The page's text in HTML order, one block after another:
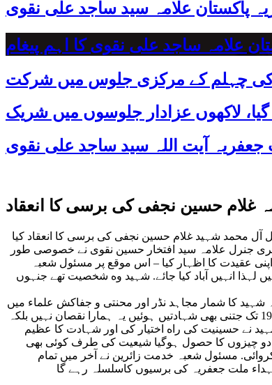
پاکستان علامہ سید ساجد علی نقوی
کی چہلم کے مرکزی جلوس میں شرکت
غلام حسین نجفی کی برسی کا انعقاد
آل محمد شہید غلام حسین نجفی کی برسی کا انعقاد کیا
جنرل علامہ سید افتخار حسین نقوی نے خصوصی طور
عقیدت کا اظہار کیا – اس موقع پر مسئول شعبہ
لہذا انہیں آباد کیا جائے. شہید وه شخصیت تھے جنہوں
کا شمار مجاہد نڈر اور محنتی و جفاکش علماء میں
سے ہوتا تھا اور کها کہ شہید نے مجھے ایک ملاقات میں بتایا تھا کہ انہوں نے 6 گاوں کو شیعہ کیا. فلسفہ شہادت بیان کرتے ہوئے کها کہ 1901 سے 1999 تک جتنی بھی شہادتیں ہوئیں یہ ہمارا نقصان نہیں بلکہ
کا نام ہے شہید نے حسینیت کی راه اختیار کی اور شہادت کا عظیم
دو چیزوں کا حصول ہوگیا شیعیت کی طرف کوئی بھی
مسئول شعبہ خدمت زائرین نے آخر میں تمام